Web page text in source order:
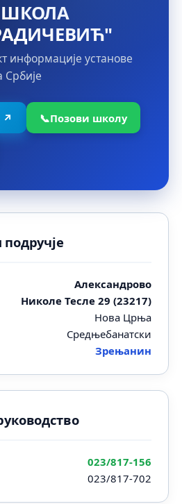
информације установе
Србије
↗ 📞Позови школу
Александрово
Николе Тесле 29 (23217)
Нова Црња
Средњебанатски
Зрењанин
023/817-156
023/817-702